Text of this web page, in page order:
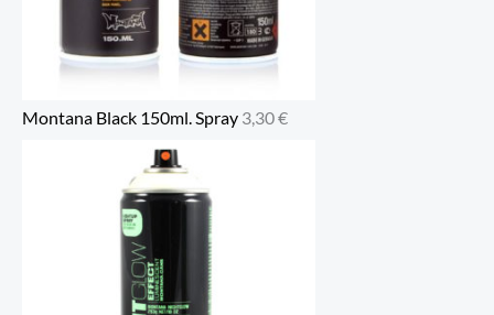
Montana Black 150ml. Spray 3,30€